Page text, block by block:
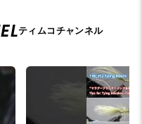
ティムコチャンネル